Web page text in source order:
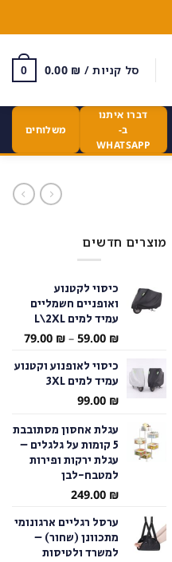
סל קניות / 0.00 ₪
0
דברו איתנו
ב-
WHATSAPP
משלוחים
מוצרים חדשים
כיסוי לקטנוע
ואופניים חשמליים
עמיד למים L\2XL
59.00 ₪
–
79.00 ₪
טווח
כיסוי לאופנוע וקטנוע
עמיד למים 3XL
99.00 ₪
עגלת אחסון מסתובבת
5 קומות על גלגלים –
עגלת ירקות ופירות
למטבח-לבן
249.00 ₪
ערסל רגליים ארגונומי
מתכוונן (שחור) –
למשרד ולטיסות